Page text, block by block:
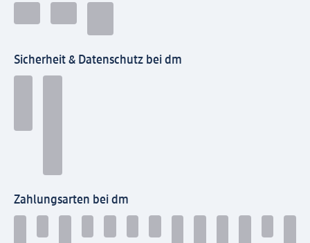
Sicherheit & Datenschutz bei dm
Zahlungsarten bei dm